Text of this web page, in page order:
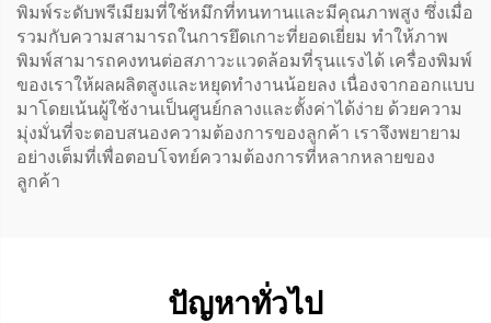
พิมพ์ระดับพรีเมียมที่ใช้หมึกที่ทนทานและมีคุณภาพสูง ซึ่งเมื่อ
รวมกับความสามารถในการยึดเกาะที่ยอดเยี่ยม ทำให้ภาพ
พิมพ์สามารถคงทนต่อสภาวะแวดล้อมที่รุนแรงได้ เครื่องพิมพ์
ของเราให้ผลผลิตสูงและหยุดทำงานน้อยลง เนื่องจากออกแบบ
มาโดยเน้นผู้ใช้งานเป็นศูนย์กลางและตั้งค่าได้ง่าย ด้วยความ
มุ่งมั่นที่จะตอบสนองความต้องการของลูกค้า เราจึงพยายาม
อย่างเต็มที่เพื่อตอบโจทย์ความต้องการที่หลากหลายของ
ลูกค้า
ปัญหาทั่วไป